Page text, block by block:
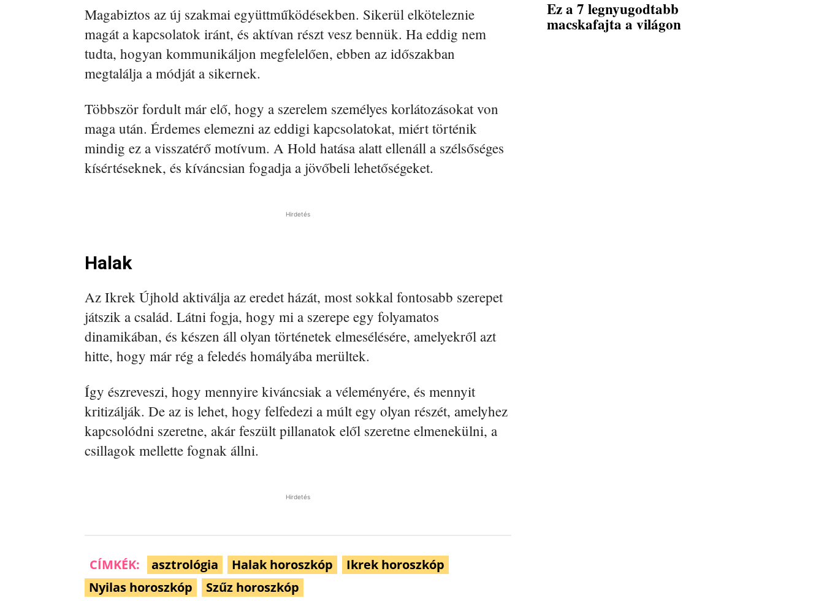
Magabiztos az új szakmai együttműködésekben. Sikerül elköteleznie
magát a kapcsolatok iránt, és aktívan részt vesz bennük. Ha eddig nem
tudta, hogyan kommunikáljon megfelelően, ebben az időszakban
megtalálja a módját a sikernek.
Többször fordult már elő, hogy a szerelem személyes korlátozásokat von
maga után. Érdemes elemezni az eddigi kapcsolatokat, miért történik
mindig ez a visszatérő motívum. A Hold hatása alatt ellenáll a szélsőséges
kísértéseknek, és kíváncsian fogadja a jövőbeli lehetőségeket.
Hirdetés
Halak
Az Ikrek Újhold aktiválja az eredet házát, most sokkal fontosabb szerepet
játszik a család. Látni fogja, hogy mi a szerepe egy folyamatos
dinamikában, és készen áll olyan történetek elmesélésére, amelyekről azt
hitte, hogy már rég a feledés homályába merültek.
Így észreveszi, hogy mennyire kiváncsiak a véleményére, és mennyit
kritizálják. De az is lehet, hogy felfedezi a múlt egy olyan részét, amelyhez
kapcsolódni szeretne, akár feszült pillanatok elől szeretne elmenekülni, a
csillagok mellette fognak állni.
Hirdetés
CÍMKÉK: asztrológia Halak horoszkóp
Ikrek horoszkóp
Nyilas horoszkóp
Szűz horoszkóp
Ez a 7 legnyugodtabb
macskafajta a világon